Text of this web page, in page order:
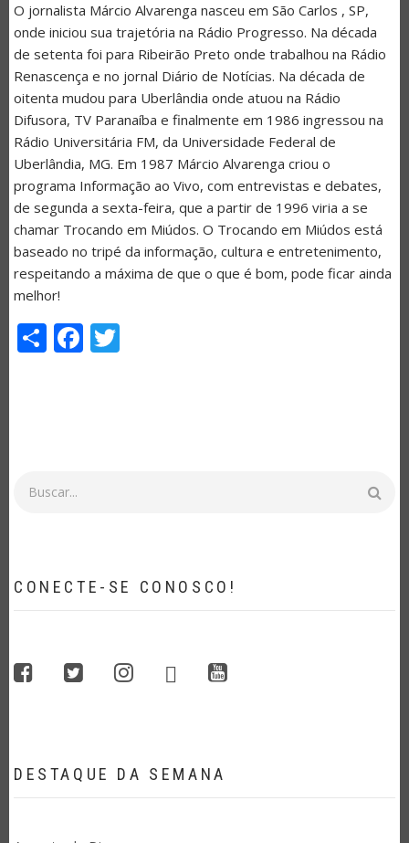
O jornalista Márcio Alvarenga nasceu em São Carlos , SP,
onde iniciou sua trajetória na Rádio Progresso. Na década
de setenta foi para Ribeirão Preto onde trabalhou na Rádio
Renascença e no jornal Diário de Notícias. Na década de
oitenta mudou para Uberlândia onde atuou na Rádio
Difusora, TV Paranaíba e finalmente em 1986 ingressou na
Rádio Universitária FM, da Universidade Federal de
Uberlândia, MG. Em 1987 Márcio Alvarenga criou o
programa Informação ao Vivo, com entrevistas e debates,
de segunda a sexta-feira, que a partir de 1996 viria a se
chamar Trocando em Miúdos. O Trocando em Miúdos está
baseado no tripé da informação, cultura e entretenimento,
respeitando a máxima de que o que é bom, pode ficar ainda
melhor!
ShareFacebook
CONECTE-SE CONOSCO!
facebooktwitterinstagramwhatsappyoutube
DESTAQUE DA SEMANA